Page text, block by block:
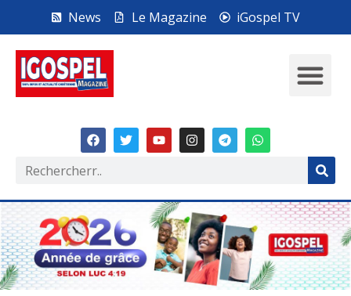
News Le Magazine iGospel TV